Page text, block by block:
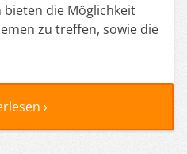
die Möglichkeit
zu treffen, sowie die
›